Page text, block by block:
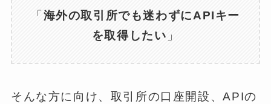
「 海外の取引所でも迷わずにAPIキー
を取得したい 」
そんな方に向け、取引所の口座開設、APIの